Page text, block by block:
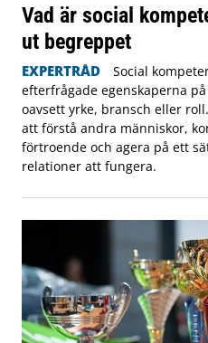
Vad är social
ut begreppet
EXPERTRÅD
Social
efterfrågade egenskaperna
oavsett yrke, bransch eller
att förstå andra människor,
förtroende och agera på ett
relationer att fungera.